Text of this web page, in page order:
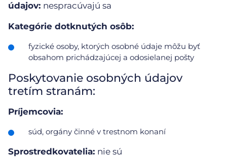
údajov: nespracúvajú sa
Kategórie dotknutých osôb:
fyzické osoby, ktorých osobné údaje môžu byť
obsahom prichádzajúcej a odosielanej pošty
Poskytovanie osobných údajov
tretím stranám:
Príjemcovia:
súd, orgány činné v trestnom konaní
Sprostredkovatelia: nie sú